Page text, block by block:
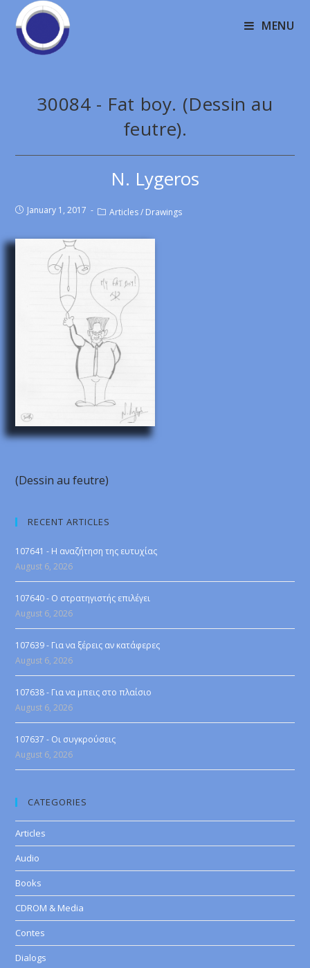
MENU
30084 - Fat boy. (Dessin au
feutre).
N. Lygeros
January 1, 2017 Articles / Drawings
(Dessin au feutre)
RECENT ARTICLES
107641 - Η αναζήτηση της ευτυχίας
August 6, 2026
107640 - Ο στρατηγιστής επιλέγει
August 6, 2026
107639 - Για να ξέρεις αν κατάφερες
August 6, 2026
107638 - Για να μπεις στο πλαίσιο
August 6, 2026
107637 - Οι συγκρούσεις
August 6, 2026
CATEGORIES
Articles
Audio
Books
CDROM & Media
Contes
Dialogs